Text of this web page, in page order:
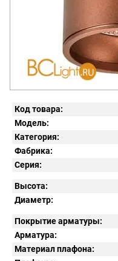
Код товара:
Модель:
Категория:
Фабрика:
Серия:
Высота:
Диаметр:
Покрытие арматуры:
Арматура:
Материал плафона: